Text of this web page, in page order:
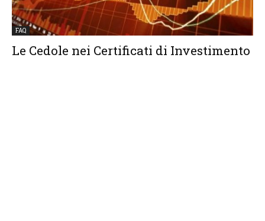
FAQ
Le Cedole nei Certificati di Investimento